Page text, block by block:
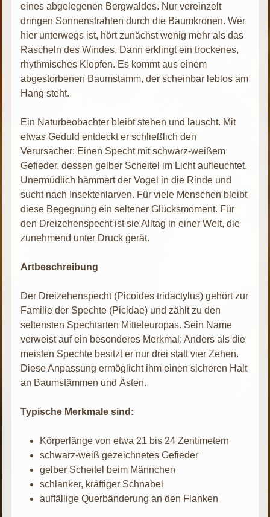
eines abgelegenen Bergwaldes. Nur vereinzelt
dringen Sonnenstrahlen durch die Baumkronen. Wer
hier unterwegs ist, hört zunächst wenig mehr als das
Rascheln des Windes. Dann erklingt ein trockenes,
rhythmisches Klopfen. Es kommt aus einem
abgestorbenen Baumstamm, der scheinbar leblos am
Hang steht.
Ein Naturbeobachter bleibt stehen und lauscht. Mit
etwas Geduld entdeckt er schließlich den
Verursacher: Einen Specht mit schwarz-weißem
Gefieder, dessen gelber Scheitel im Licht aufleuchtet.
Unermüdlich hämmert der Vogel in die Rinde und
sucht nach Insektenlarven. Für viele Menschen bleibt
diese Begegnung ein seltener Glücksmoment. Für
den Dreizehenspecht ist sie Alltag in einer Welt, die
zunehmend unter Druck gerät.
Artbeschreibung
Der Dreizehenspecht (Picoides tridactylus) gehört zur
Familie der Spechte (Picidae) und zählt zu den
seltensten Spechtarten Mitteleuropas. Sein Name
verweist auf ein besonderes Merkmal: Anders als die
meisten Spechte besitzt er nur drei statt vier Zehen.
Diese Anpassung ermöglicht ihm einen sicheren Halt
an Baumstämmen und Ästen.
Typische Merkmale sind:
Körperlänge von etwa 21 bis 24 Zentimetern
schwarz-weiß gezeichnetes Gefieder
gelber Scheitel beim Männchen
schlanker, kräftiger Schnabel
auffällige Querbänderung an den Flanken